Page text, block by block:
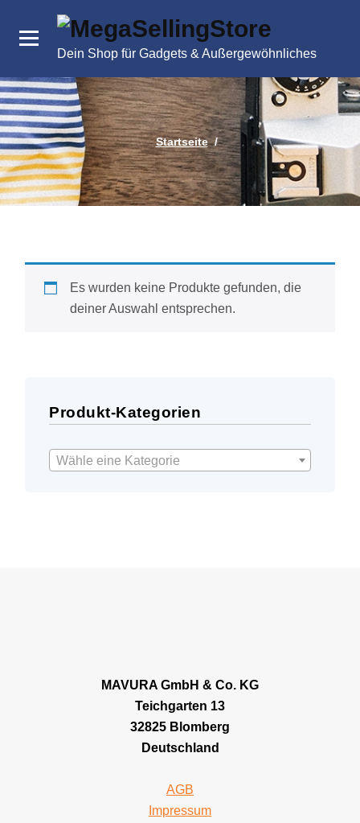
Inhalt
Dein Shop für Gadgets & Außergewöhnliches
Startseite/
Es wurden keine Produkte gefunden, die
deiner Auswahl entsprechen.
Produkt-Kategorien
Wähle eine Kategorie
MAVURA GmbH & Co. KG
Teichgarten 13
32825 Blomberg
Deutschland
AGB
Impressum